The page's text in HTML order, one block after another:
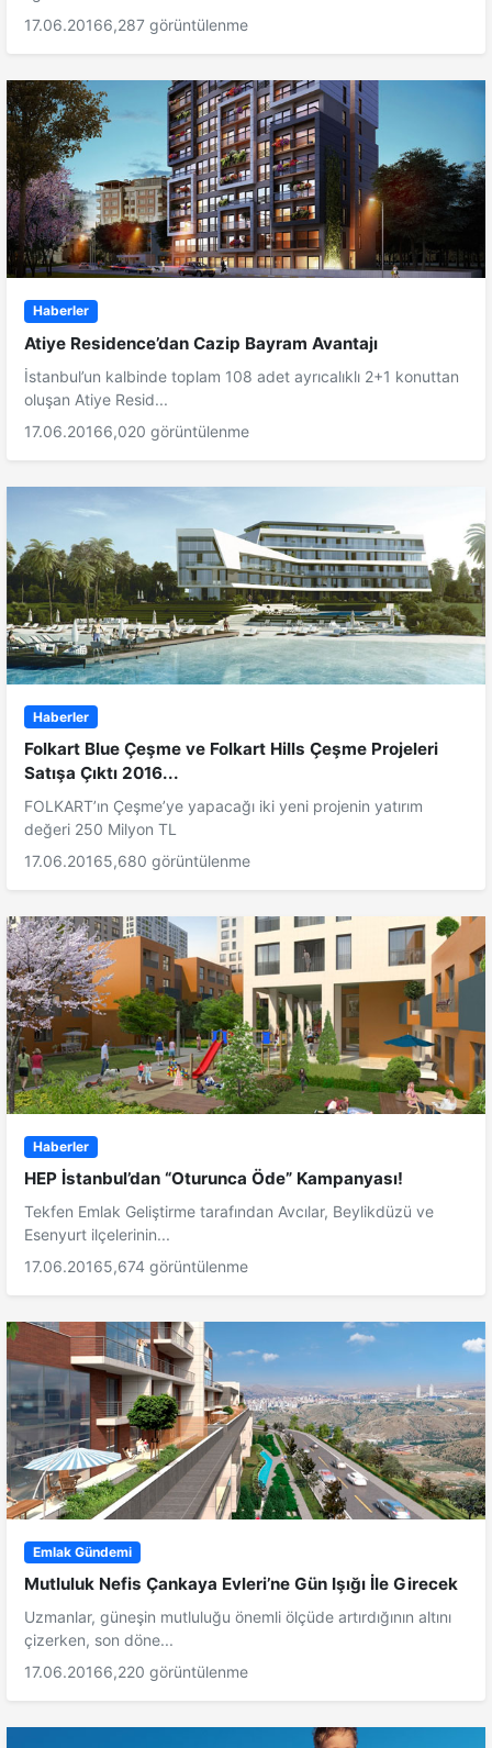
17.06.20166,287 görüntülenme
Haberler
Atiye Residence’dan Cazip Bayram Avantajı
İstanbul’un kalbinde toplam 108 adet ayrıcalıklı 2+1 konuttan
oluşan Atiye Resid...
17.06.20166,020 görüntülenme
Haberler
Folkart Blue Çeşme ve Folkart Hills Çeşme Projeleri
Satışa Çıktı 2016...
FOLKART’ın Çeşme’ye yapacağı iki yeni projenin yatırım
değeri 250 Milyon TL
17.06.20165,680 görüntülenme
Haberler
HEP İstanbul’dan “Oturunca Öde” Kampanyası!
Tekfen Emlak Geliştirme tarafından Avcılar, Beylikdüzü ve
Esenyurt ilçelerinin...
17.06.20165,674 görüntülenme
Emlak Gündemi
Mutluluk Nefis Çankaya Evleri’ne Gün Işığı İle Girecek
Uzmanlar, güneşin mutluluğu önemli ölçüde artırdığının altını
çizerken, son döne...
17.06.20166,220 görüntülenme